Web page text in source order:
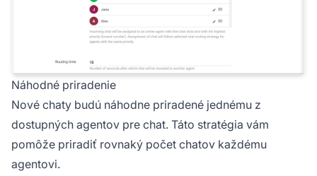
Náhodné priradenie
Nové chaty budú náhodne priradené jednému z
dostupných agentov pre chat. Táto stratégia vám
pomôže priradiť rovnaký počet chatov každému
agentovi.